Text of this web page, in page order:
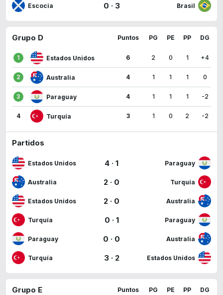
Escocia 0 · 3 Brasil
Grupo D Puntos PG PE PP DG
1 Estados Unidos 6 2 0 1 +4
2 Australia 4 1 1 1 0
3 Paraguay 4 1 1 1 -2
4 Turquía 3 1 0 2 -2
Partidos
Estados Unidos 4 · 1 Paraguay
Australia 2 · 0 Turquía
Estados Unidos 2 · 0 Australia
Turquía 0 · 1 Paraguay
Paraguay 0 · 0 Australia
Turquía 3 · 2 Estados Unidos
Grupo E Puntos PG PE PP DG